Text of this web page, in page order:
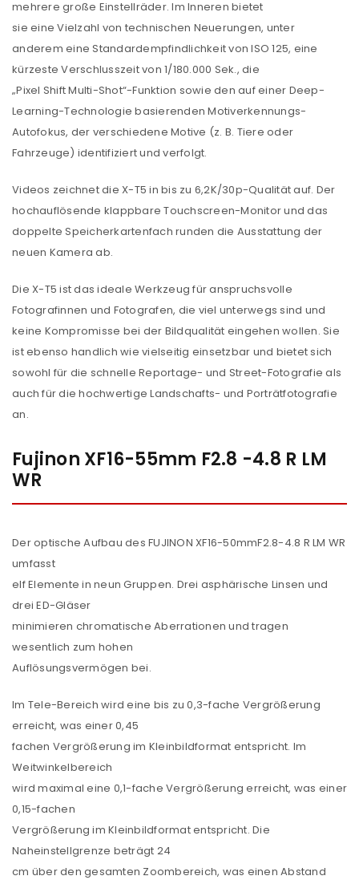
mehrere große Einstellräder. Im Inneren bietet
sie eine Vielzahl von technischen Neuerungen, unter
anderem eine Standardempfindlichkeit von ISO 125, eine
kürzeste Verschlusszeit von 1/180.000 Sek., die
„Pixel Shift Multi-Shot“-Funktion sowie den auf einer Deep-
Learning-Technologie basierenden Motiverkennungs-
Autofokus, der verschiedene Motive (z. B. Tiere oder
Fahrzeuge) identifiziert und verfolgt.
Videos zeichnet die X-T5 in bis zu 6,2K/30p-Qualität auf. Der
hochauflösende klappbare Touchscreen-Monitor und das
doppelte Speicherkartenfach runden die Ausstattung der
neuen Kamera ab.
Die X-T5 ist das ideale Werkzeug für anspruchsvolle
Fotografinnen und Fotografen, die viel unterwegs sind und
keine Kompromisse bei der Bildqualität eingehen wollen. Sie
ist ebenso handlich wie vielseitig einsetzbar und bietet sich
sowohl für die schnelle Reportage- und Street-Fotografie als
auch für die hochwertige Landschafts- und Porträtfotografie
an.
Fujinon XF16-55mm F2.8 -4.8 R LM
WR
Der optische Aufbau des FUJINON XF16-50mmF2.8-4.8 R LM WR
umfasst
elf Elemente in neun Gruppen. Drei asphärische Linsen und
drei ED-Gläser
minimieren chromatische Aberrationen und tragen
wesentlich zum hohen
Auflösungsvermögen bei.
Im Tele-Bereich wird eine bis zu 0,3-fache Vergrößerung
erreicht, was einer 0,45
fachen Vergrößerung im Kleinbildformat entspricht. Im
Weitwinkelbereich
wird maximal eine 0,1-fache Vergrößerung erreicht, was einer
0,15-fachen
Vergrößerung im Kleinbildformat entspricht. Die
Naheinstellgrenze beträgt 24
cm über den gesamten Zoombereich, was einen Abstand